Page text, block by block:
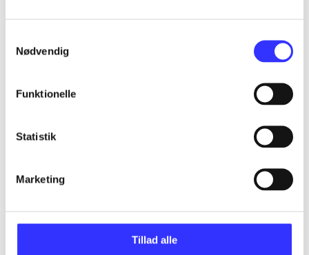
Nødvendig
Funktionelle
Statistik
Marketing
Tillad alle